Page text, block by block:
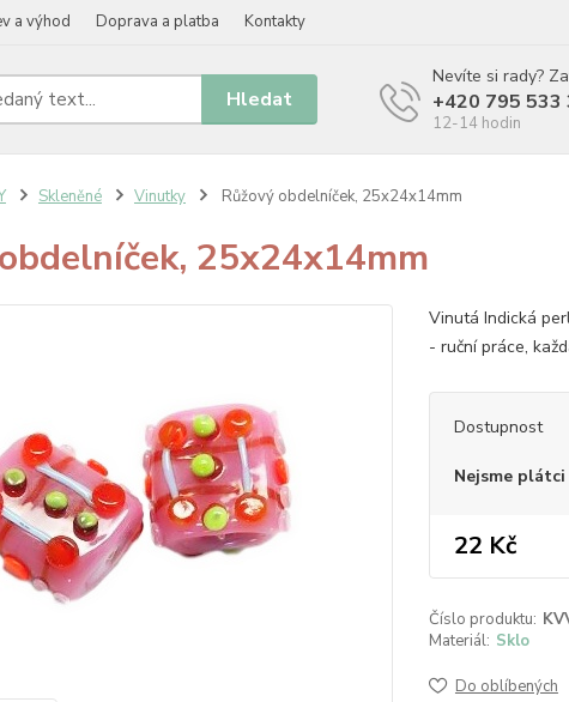
a výhod Doprava a platba Kontakty
Hledat
Nevíte si rady?
+420 795 533
12-14 hodin
Skleněné Vinutky Růžový obdelníček, 25x24x14mm
25x24x14mm
Vinutá Indická
- ruční práce,
Dostupnost
Nejsme plátci
22 Kč
Číslo produktu:
Materiál: Sklo
Do oblíbených